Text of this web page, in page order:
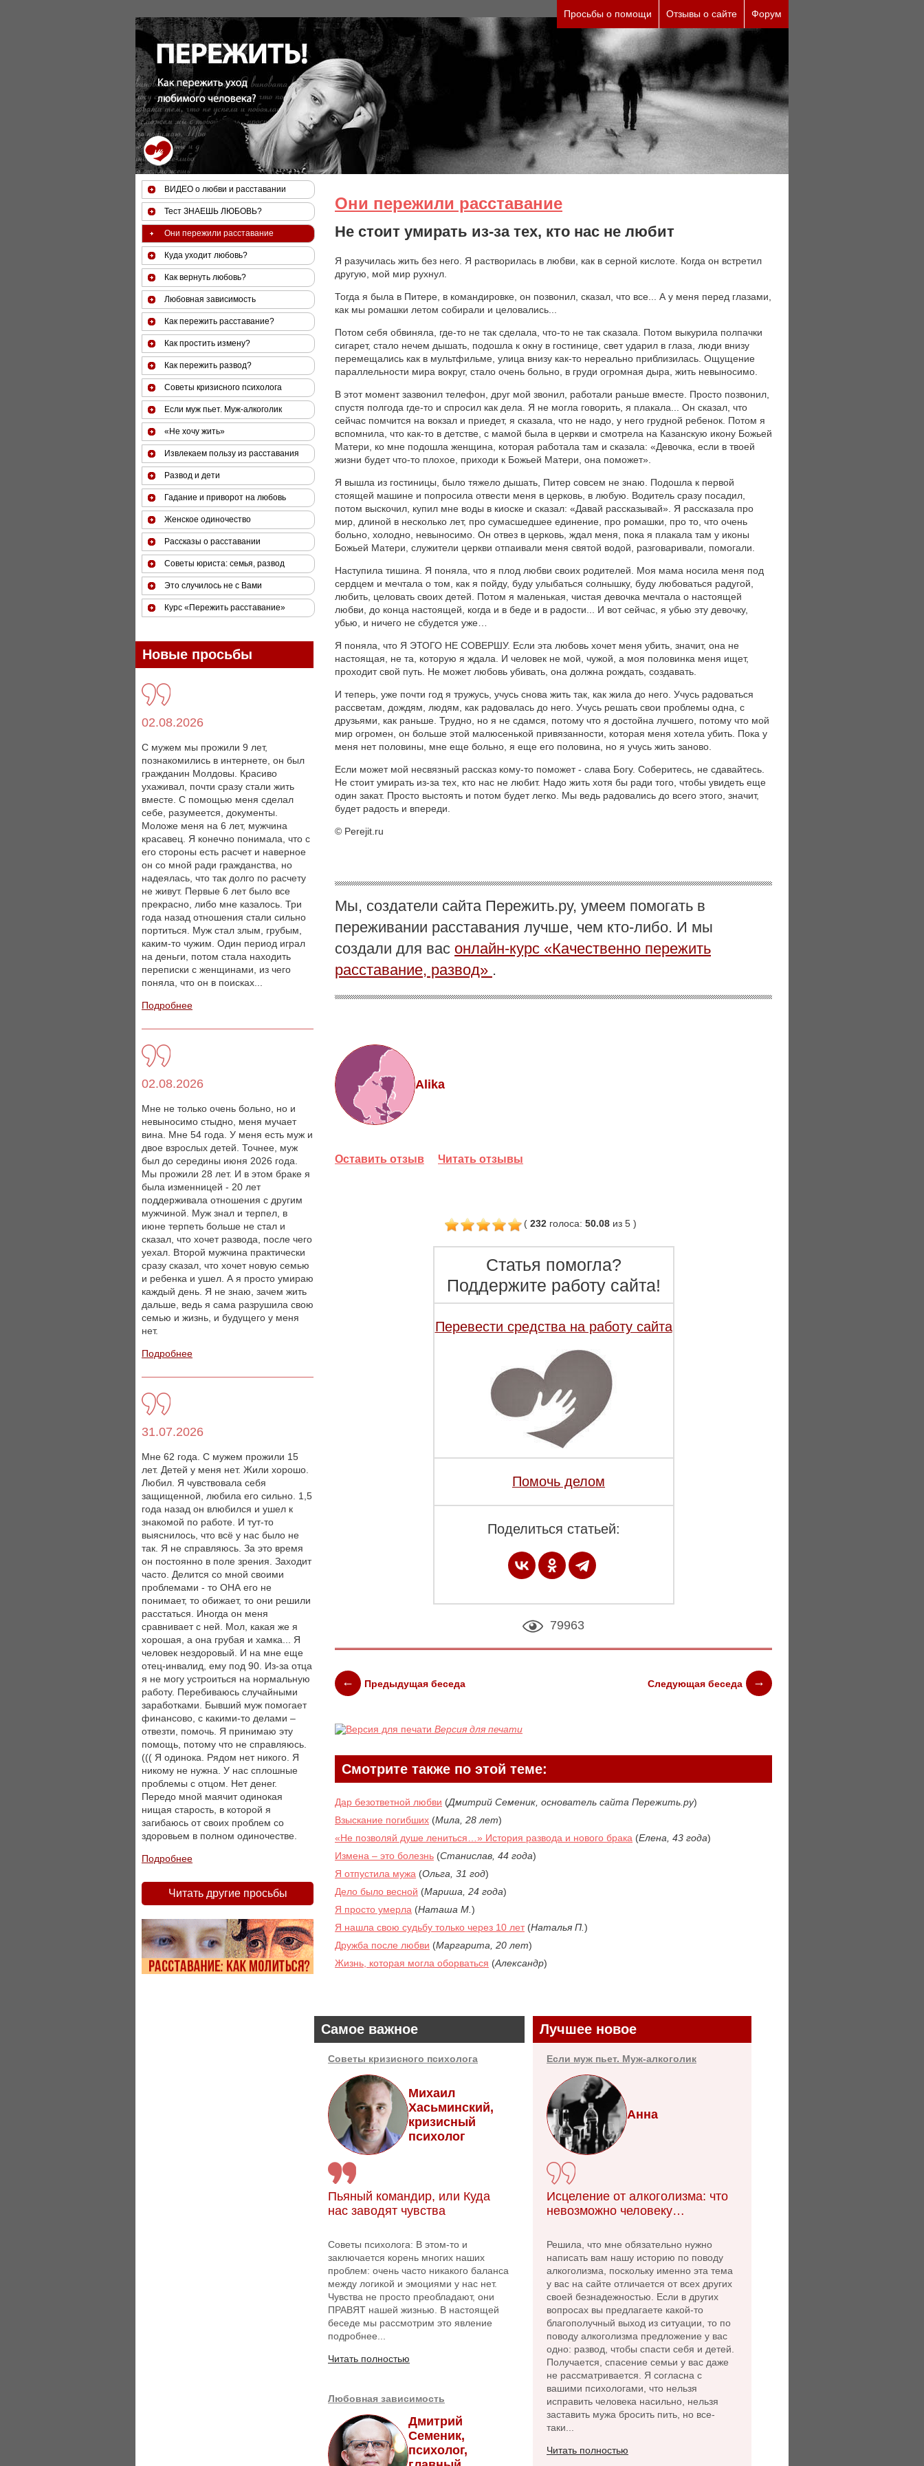
За 50 минут Вы можете оценить тяжесть своего состояния и его психологические причины (бесплатно)
Просьбы о помощи Отзывы о сайте Форум
Они пережили расставание
Не стоит умирать из-за тех, кто нас не любит
Я разучилась жить без него. Я растворилась в любви, как в серной кислоте. Когда он встретил
другую, мой мир рухнул.
Тогда я была в Питере, в командировке, он позвонил, сказал, что все... А у меня перед глазами,
как мы ромашки летом собирали и целовались...
Потом себя обвиняла, где-то не так сделала, что-то не так сказала. Потом выкурила полпачки
сигарет, стало нечем дышать, подошла к окну в гостинице, свет ударил в глаза, люди внизу
перемещались как в мультфильме, улица внизу как-то нереально приблизилась. Ощущение
параллельности мира вокруг, стало очень больно, в груди огромная дыра, жить невыносимо.
В этот момент зазвонил телефон, друг мой звонил, работали раньше вместе. Просто позвонил,
спустя полгода где-то и спросил как дела. Я не могла говорить, я плакала... Он сказал, что
сейчас помчится на вокзал и приедет, я сказала, что не надо, у него грудной ребенок. Потом я
вспомнила, что как-то в детстве, с мамой была в церкви и смотрела на Казанскую икону Божьей
Матери, ко мне подошла женщина, которая работала там и сказала: «Девочка, если в твоей
жизни будет что-то плохое, приходи к Божьей Матери, она поможет».
Я вышла из гостиницы, было тяжело дышать, Питер совсем не знаю. Подошла к первой
стоящей машине и попросила отвести меня в церковь, в любую. Водитель сразу посадил,
потом выскочил, купил мне воды в киоске и сказал: «Давай рассказывай». Я рассказала про
мир, длиной в несколько лет, про сумасшедшее единение, про ромашки, про то, что очень
больно, холодно, невыносимо. Он отвез в церковь, ждал меня, пока я плакала там у иконы
Божьей Матери, служители церкви отпаивали меня святой водой, разговаривали, помогали.
Наступила тишина. Я поняла, что я плод любви своих родителей. Моя мама носила меня под
сердцем и мечтала о том, как я пойду, буду улыбаться солнышку, буду любоваться радугой,
любить, целовать своих детей. Потом я маленькая, чистая девочка мечтала о настоящей
любви, до конца настоящей, когда и в беде и в радости... И вот сейчас, я убью эту девочку,
убью, и ничего не сбудется уже…
Я поняла, что Я ЭТОГО НЕ СОВЕРШУ. Если эта любовь хочет меня убить, значит, она не
настоящая, не та, которую я ждала. И человек не мой, чужой, а моя половинка меня ищет,
проходит свой путь. Не может любовь убивать, она должна рождать, создавать.
И теперь, уже почти год я тружусь, учусь снова жить так, как жила до него. Учусь радоваться
рассветам, дождям, людям, как радовалась до него. Учусь решать свои проблемы одна, с
друзьями, как раньше. Трудно, но я не сдамся, потому что я достойна лучшего, потому что мой
мир огромен, он больше этой малюсенькой привязанности, которая меня хотела убить. Пока у
меня нет половины, мне еще больно, я еще его половина, но я учусь жить заново.
Если может мой несвязный рассказ кому-то поможет - слава Богу. Соберитесь, не сдавайтесь.
Не стоит умирать из-за тех, кто нас не любит. Надо жить хотя бы ради того, чтобы увидеть еще
один закат. Просто выстоять и потом будет легко. Мы ведь радовались до всего этого, значит,
будет радость и впереди.
© Perejit.ru
Мы, создатели сайта Пережить.ру, умеем помогать в
переживании расставания лучше, чем кто-либо. И мы
создали для вас онлайн-курс «Качественно пережить
расставание, развод» .
Alika
Оставить отзыв Читать отзывы
( 232 голоса: 50.08из 5)
Статья помогла?
Поддержите работу сайта!
Перевести средства на работу сайта
Помочь делом
Поделиться статьей:
79963
Предыдущая беседа Следующая беседа
Версия для печати
Смотрите также по этой теме:
Дар безответной любви (Дмитрий Семеник, основатель сайта Пережить.ру)
Взыскание погибших (Мила, 28 лет)
«Не позволяй душе лениться…» История развода и нового брака (Елена, 43 года)
Измена – это болезнь (Станислав, 44 года)
Я отпустила мужа (Ольга, 31 год)
Дело было весной (Мариша, 24 года)
Я просто умерла (Наташа М.)
Я нашла свою судьбу только через 10 лет(Наталья П.)
Дружба после любви (Маргарита, 20 лет)
Жизнь, которая могла оборваться (Александр)
Самое важное
Советы кризисного психолога
Михаил
Хасьминский,
кризисный
психолог
Пьяный командир, или Куда
нас заводят чувства
Советы психолога: В этом-то и
заключается корень многих наших
проблем: очень часто никакого баланса
между логикой и эмоциями у нас нет.
Чувства не просто преобладают, они
ПРАВЯТ нашей жизнью. В настоящей
беседе мы рассмотрим это явление
подробнее...
Читать полностью
Любовная зависимость
Дмитрий
Семеник,
психолог,
Лучшее новое
Если муж пьет. Муж-алкоголик
Анна
Исцеление от алкоголизма: что
невозможно человеку…
Решила, что мне обязательно нужно
написать вам нашу историю по поводу
алкоголизма, поскольку именно эта тема
у вас на сайте отличается от всех других
своей безнадежностью. Если в других
вопросах вы предлагаете какой-то
благополучный выход из ситуации, то по
поводу алкоголизма предложение у вас
одно: развод, чтобы спасти себя и детей.
Получается, спасение семьи у вас даже
не рассматривается. Я согласна с
вашими психологами, что нельзя
исправить человека насильно, нельзя
заставить мужа бросить пить, но все-
таки...
Читать полностью
ВИДЕО о любви и расставании
Тест ЗНАЕШЬ ЛЮБОВЬ?
Они пережили расставание
Куда уходит любовь?
Как вернуть любовь?
Любовная зависимость
Как пережить расставание?
Как простить измену?
Как пережить развод?
Советы кризисного психолога
Если муж пьет. Муж-алкоголик
«Не хочу жить»
Извлекаем пользу из расставания
Развод и дети
Гадание и приворот на любовь
Женское одиночество
Рассказы о расставании
Советы юриста: семья, развод
Это случилось не с Вами
Курс «Пережить расставание»
Новые просьбы
02.08.2026
С мужем мы прожили 9 лет,
познакомились в интернете, он был
гражданин Молдовы. Красиво
ухаживал, почти сразу стали жить
вместе. С помощью меня сделал
себе, разумеется, документы.
Моложе меня на 6 лет, мужчина
красавец. Я конечно понимала, что с
его стороны есть расчет и наверное
он со мной ради гражданства, но
надеялась, что так долго по расчету
не живут. Первые 6 лет было все
прекрасно, либо мне казалось. Три
года назад отношения стали сильно
портиться. Муж стал злым, грубым,
каким-то чужим. Один период играл
на деньги, потом стала находить
переписки с женщинами, из чего
поняла, что он в поисках...
Подробнее
02.08.2026
Мне не только очень больно, но и
невыносимо стыдно, меня мучает
вина. Мне 54 года. У меня есть муж и
двое взрослых детей. Точнее, муж
был до середины июня 2026 года.
Мы прожили 28 лет. И в этом браке я
была изменницей - 20 лет
поддерживала отношения с другим
мужчиной. Муж знал и терпел, в
июне терпеть больше не стал и
сказал, что хочет развода, после чего
уехал. Второй мужчина практически
сразу сказал, что хочет новую семью
и ребенка и ушел. А я просто умираю
каждый день. Я не знаю, зачем жить
дальше, ведь я сама разрушила свою
семью и жизнь, и будущего у меня
нет.
Подробнее
31.07.2026
Мне 62 года. С мужем прожили 15
лет. Детей у меня нет. Жили хорошо.
Любил. Я чувствовала себя
защищенной, любила его сильно. 1,5
года назад он влюбился и ушел к
знакомой по работе. И тут-то
выяснилось, что всё у нас было не
так. Я не справляюсь. За это время
он постоянно в поле зрения. Заходит
часто. Делится со мной своими
проблемами - то ОНА его не
понимает, то обижает, то они решили
расстаться. Иногда он меня
сравнивает с ней. Мол, какая же я
хорошая, а она грубая и хамка... Я
человек нездоровый. И на мне еще
отец-инвалид, ему под 90. Из-за отца
я не могу устроиться на нормальную
работу. Перебиваюсь случайными
заработками. Бывший муж помогает
финансово, с какими-то делами –
отвезти, помочь. Я принимаю эту
помощь, потому что не справляюсь.
((( Я одинока. Рядом нет никого. Я
никому не нужна. У нас сплошные
проблемы с отцом. Нет денег.
Передо мной маячит одинокая
нищая старость, в которой я
загибаюсь от своих проблем со
здоровьем в полном одиночестве.
Подробнее
Читать другие просьбы